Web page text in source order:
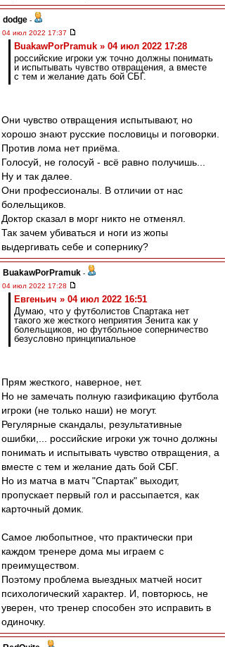
dodge -
04 июл 2022 17:37
BuakawPorPramuk » 04 июл 2022 17:28
российские игроки уж точно должны понимать
и испытывать чувство отвращения, а вместе
с тем и желание дать бой СБГ.
Они чувство отвращения испытывают, но
хорошо знают русские пословицы и поговорки.
Против лома нет приёма.
Голосуй, не голосуй - всё равно получишь...
Ну и так далее.
Они профессионалы. В отличии от нас
болельщиков.
Доктор сказал в морг никто не отменял.
Так зачем убиваться и ноги из жопы
выдергивать себе и сопернику?
BuakawPorPramuk -
04 июл 2022 17:28
Евгеньич » 04 июл 2022 16:51
Думаю, что у футболистов Спартака нет
такого же жесткого неприятия Зенита как у
болельщиков, но футбольное соперничество
безусловно принципиальное
Прям жесткого, наверное, нет.
Но не замечать полную газификацию футбола
игроки (не только наши) не могут.
Регулярные скандалы, результативные
ошибки,... российские игроки уж точно должны
понимать и испытывать чувство отвращения, а
вместе с тем и желание дать бой СБГ.
Но из матча в матч "Спартак" выходит,
пропускает первый гол и рассыпается, как
карточный домик.
Самое любопытное, что практически при
каждом тренере дома мы играем с
преимуществом.
Поэтому проблема выездных матчей носит
психологический характер. И, повторюсь, не
уверен, что тренер способен это исправить в
одиночку.